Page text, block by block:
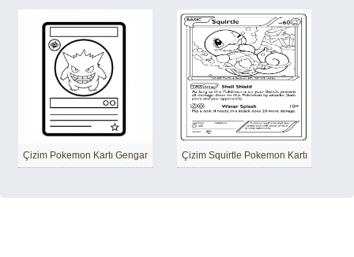
Çizim Pokemon Kartı Gengar Çizim Squirtle Pokemon Kartı